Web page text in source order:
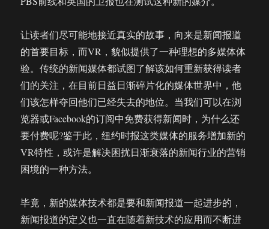
让读者们尽可能地接近真实的故事，向来是新闻报道
的首要目标，而VR，貌似提供了一种理想的多媒体体
验。传统的新闻媒体都试图了解该如何重新获得读者
们的关注，在目前日益日渐碎片化的媒体世界中，他
们该怎样夺回他们已经失去的地位。当我们可以在浏
览器或Facebook的订阅中免费获得新闻时，为什么还
要付费呢?鉴于此，纽约时报这类媒体的服务增加新的
VR特性，或许是解决困扰日渐衰落的新闻行业的营销
困境的一种方法。
毕竟，新的媒体技术都是要和新闻报道一起进步的，
新闻报道的定义也一直在随着新技术的应用而不断进